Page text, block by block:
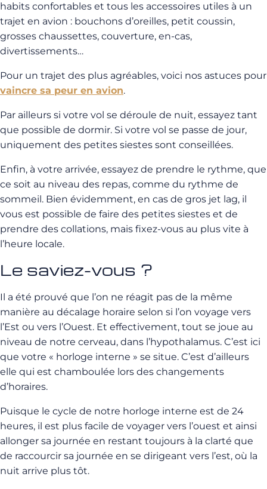
habits confortables et tous les accessoires utiles à un
trajet en avion : bouchons d’oreilles, petit coussin,
grosses chaussettes, couverture, en-cas,
divertissements…
Pour un trajet des plus agréables, voici nos astuces pour
vaincre sa peur en avion.
Par ailleurs si votre vol se déroule de nuit, essayez tant
que possible de dormir. Si votre vol se passe de jour,
uniquement des petites siestes sont conseillées.
Enfin, à votre arrivée, essayez de prendre le rythme, que
ce soit au niveau des repas, comme du rythme de
sommeil. Bien évidemment, en cas de gros jet lag, il
vous est possible de faire des petites siestes et de
prendre des collations, mais fixez-vous au plus vite à
l’heure locale.
Le saviez-vous ?
Il a été prouvé que l’on ne réagit pas de la même
manière au décalage horaire selon si l’on voyage vers
l’Est ou vers l’Ouest. Et effectivement, tout se joue au
niveau de notre cerveau, dans l’hypothalamus. C’est ici
que votre « horloge interne » se situe. C’est d’ailleurs
elle qui est chamboulée lors des changements
d’horaires.
Puisque le cycle de notre horloge interne est de 24
heures, il est plus facile de voyager vers l’ouest et ainsi
allonger sa journée en restant toujours à la clarté que
de raccourcir sa journée en se dirigeant vers l’est, où la
nuit arrive plus tôt.